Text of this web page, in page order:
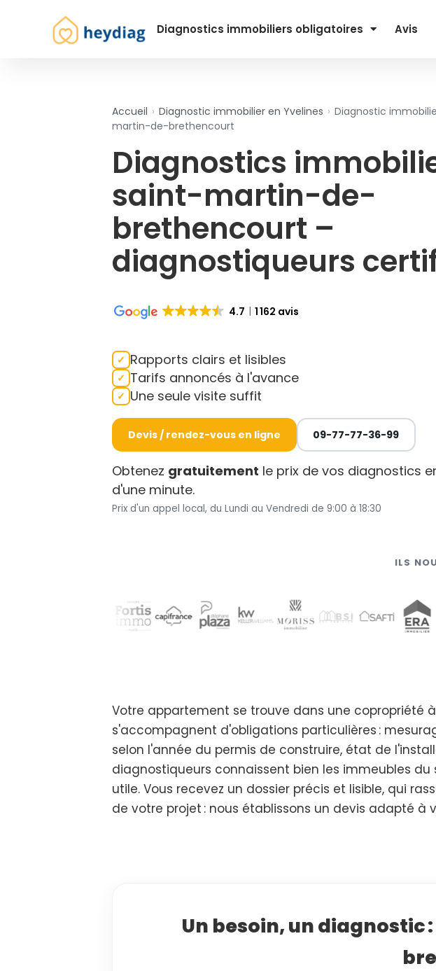
Diagnostics immobiliers obligatoires Avis
Accueil › Diagnostic immobilier en Yvelines › Diagnostic
martin-de-brethencourt
Diagnostics
saint-martin-de-
brethencourt –
diagnostiqueurs
4.7 1 162 avis
Rapports clairs et lisibles
Tarifs annoncés à l'avance
Une seule visite suffit
Devis / rendez-vous en ligne 09-77-77-36-99
Obtenez gratuitement le prix de vos diagnostics
d'une minute.
Prix d'un appel local, du Lundi au Vendredi de 9:00 à 18:30
ILS
Votre appartement se trouve dans une copropriété
s'accompagnent d'obligations particulières :
selon l'année du permis de construire, état de
diagnostiqueurs connaissent bien les immeubles
utile. Vous recevez un dossier précis et lisible, qui
de votre projet : nous établissons un devis adapté à
Un besoin, un